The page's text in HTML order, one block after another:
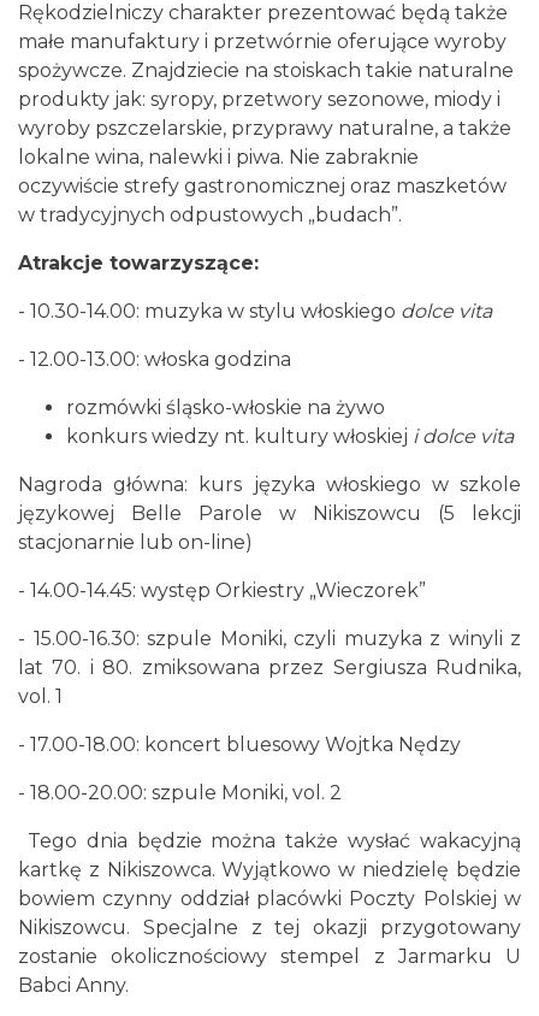
2026-12-11
0.95 km
Muzyka zespołu Metallica symfonicznie
Katowice
Kult – Pomarańczowa Trasa 2026
Katowice
Myslovitz - Sentymentalny powrót do lat
2000
Katowice
1.00 km
Rękodzielniczy charakter prezentować będą także
małe manufaktury i przetwórnie oferujące wyroby
spożywcze. Znajdziecie na stoiskach takie naturalne
produkty jak: syropy, przetwory sezonowe, miody i
wyroby pszczelarskie, przyprawy naturalne, a także
lokalne wina, nalewki i piwa. Nie zabraknie
oczywiście strefy gastronomicznej oraz maszketów
w tradycyjnych odpustowych „budach”.
Atrakcje towarzyszące:
- 10.30-14.00: muzyka w stylu włoskiego dolce vita
- 12.00-13.00: włoska godzina
rozmówki śląsko-włoskie na żywo
konkurs wiedzy nt. kultury włoskiej i dolce vita
Nagroda główna: kurs języka włoskiego w szkole
językowej Belle Parole w Nikiszowcu (5 lekcji
stacjonarnie lub on-line)
- 14.00-14.45: występ Orkiestry „Wieczorek”
- 15.00-16.30: szpule Moniki, czyli muzyka z winyli z
lat 70. i 80. zmiksowana przez Sergiusza Rudnika,
vol. 1
- 17.00-18.00: koncert bluesowy Wojtka Nędzy
- 18.00-20.00: szpule Moniki, vol. 2
Tego dnia będzie można także wysłać wakacyjną
kartkę z Nikiszowca. Wyjątkowo w niedzielę będzie
bowiem czynny oddział placówki Poczty Polskiej w
Nikiszowcu. Specjalne z tej okazji przygotowany
zostanie okolicznościowy stempel z Jarmarku U
Babci Anny.